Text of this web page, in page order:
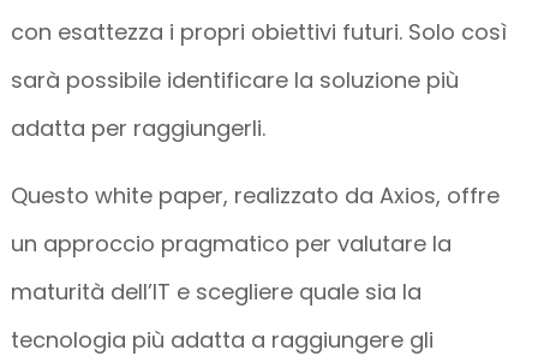
con esattezza i propri obiettivi futuri. Solo così
sarà possibile identificare la soluzione più
adatta per raggiungerli.
Questo white paper, realizzato da Axios, offre
un approccio pragmatico per valutare la
maturità dell’IT e scegliere quale sia la
tecnologia più adatta a raggiungere gli